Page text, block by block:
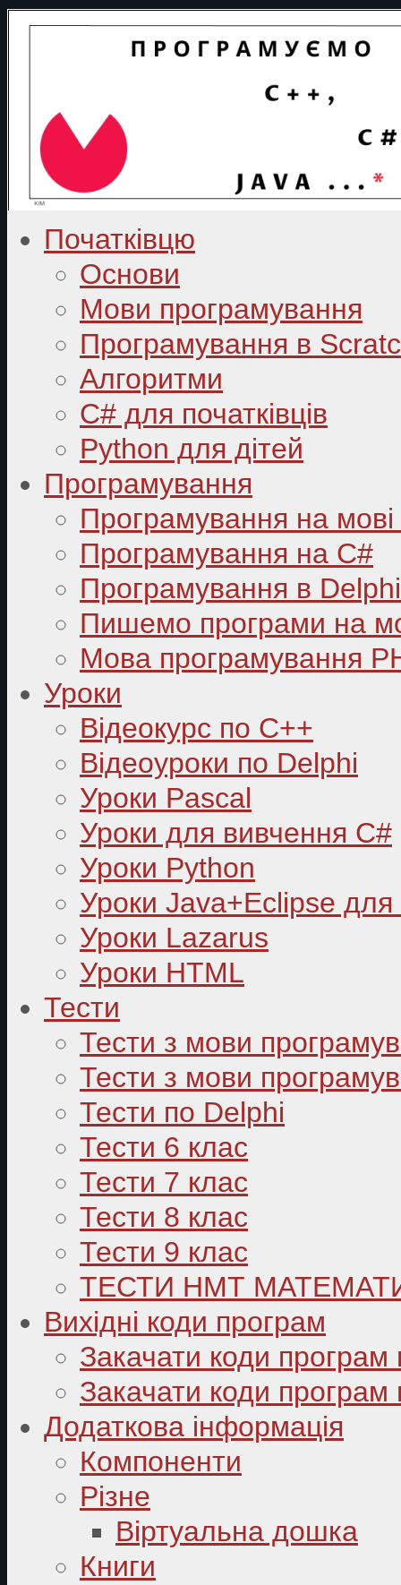
Початківцю
Основи
Мови програмування
Програмування в
Алгоритми
C# для початківців
Python для дітей
Програмування
Програмування на
Програмування на C#
Програмування в Delphi
Пишемо програми на
Мова програмування
Уроки
Відеокурс по С++
Відеоуроки по Delphi
Уроки Pascal
Уроки для вивчення C#
Уроки Python
Уроки Java+Eclipse
Уроки Lazarus
Уроки HTML
Тести
Тести з мови
Тести з мови
Тести по Delphi
Тести 6 клас
Тести 7 клас
Тести 8 клас
Тести 9 клас
ТЕСТИ НМТ
Вихідні коди програм
Закачати коди програм
Закачати коди програм
Додаткова інформація
Компоненти
Різне
Віртуальна дошка
Книги